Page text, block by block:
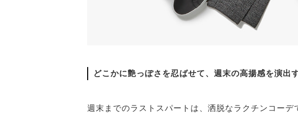
どこかに艶っぽさを忍ばせて、週末の高揚感を演出
週末までのラストスパートは、洒脱なラクチンコーデ